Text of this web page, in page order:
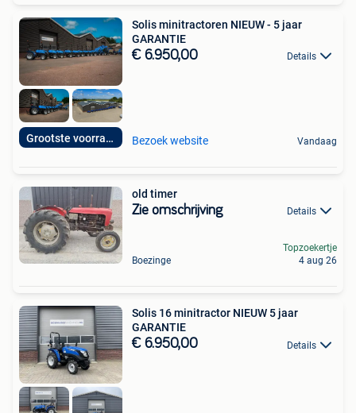
Grootste voorraad!
Solis minitractoren NIEUW - 5 jaar
GARANTIE
€ 6.950,00 Details
Bezoek website Vandaag
old timer
Zie omschrijving Details
Boezinge
Topzoekertje
4 aug 26
Solis 16 minitractor NIEUW 5 jaar
GARANTIE
€ 6.950,00 Details